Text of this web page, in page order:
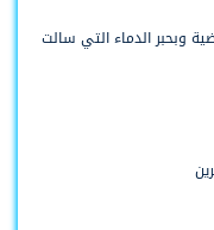
وبحبر الدماء التي سالت